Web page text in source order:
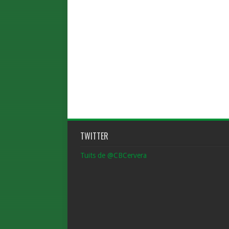
TWITTER
Tuits de @CBCervera